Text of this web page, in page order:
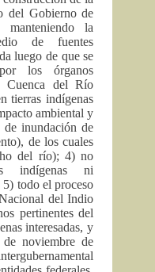
del Gobierno de
la
de fuentes
luego de que se
los órganos
Cuenca del Río
tierras indígenas
ambiental y
de inundación de
de los cuales
del río); 4) no
indígenas ni
todo el proceso
del Indio
pertinentes del
interesadas, y
noviembre de